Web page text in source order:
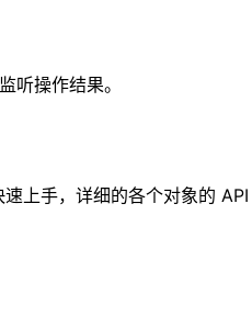
听操作结果。
上手，详细的各个对象的 API